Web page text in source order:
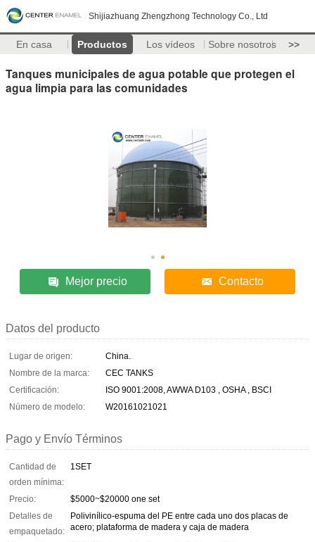
Shijiazhuang Zhengzhong Technology Co., Ltd
En casa Productos Los vídeos Sobre nosotros >>
Tanques municipales de agua potable que protegen el
agua limpia para las comunidades
Mejor precio Contacto
Datos del producto
Lugar de origen:
China.
Nombre de la marca:
CEC TANKS
Certificación:
ISO 9001:2008, AWWA D103 , OSHA , BSCI
Número de modelo:
W20161021021
Pago y Envío Términos
Cantidad de
orden mínima:
1SET
Precio:
$5000~$20000 one set
Detalles de
empaquetado:
Polivinílico-espuma del PE entre cada uno dos placas de
acero; plataforma de madera y caja de madera